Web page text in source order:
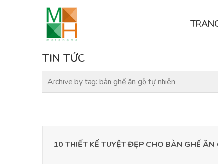
TIN TỨC
Archive by tag: bàn ghế ăn gỗ tự nhiên
10 THIẾT KẾ TUYỆT ĐẸP CHO BÀN GHẾ ĂN